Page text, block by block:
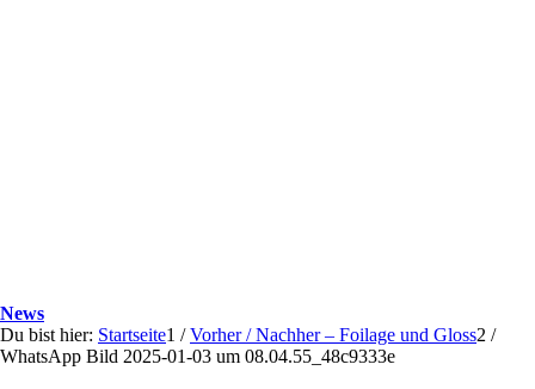
News
Du bist hier: Startseite1 / Vorher / Nachher – Foilage und Gloss2 /
WhatsApp Bild 2025-01-03 um 08.04.55_48c9333e